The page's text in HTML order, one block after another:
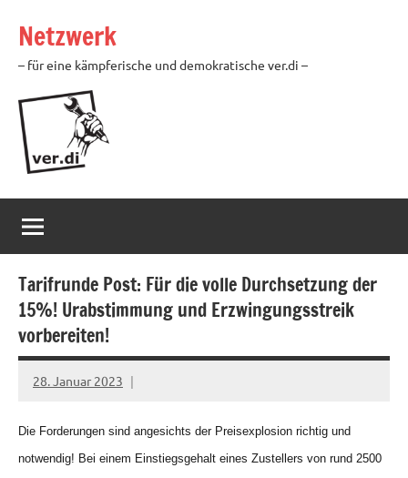
Inhalt
springen
Netzwerk
– für eine kämpferische und demokratische ver.di –
Tarifrunde Post: Für die volle Durchsetzung der
15%! Urabstimmung und Erzwingungsstreik
vorbereiten!
28. Januar 2023
alexander
Die Forderungen sind angesichts der Preisexplosion richtig und
notwendig! Bei einem Einstiegsgehalt eines Zustellers von rund 2500